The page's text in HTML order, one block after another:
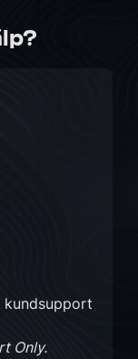
Only.